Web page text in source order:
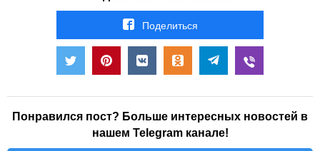
Поделиться
Понравился пост? Больше интересных новостей в
нашем Telegram канале!